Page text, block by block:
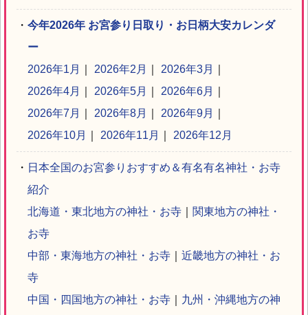
・ 今年2026年 お宮参り日取り・お日柄大安カレンダ
ー
2026年1月
2026年2月 2026年3月
2026年4月
2026年5月 2026年6月
2026年7月
2026年8月 2026年9月
2026年10月
2026年11月 2026年12月
・ 日本全国のお宮参りおすすめ＆有名有名神社・お寺
紹介
北海道・東北地方の神社・お寺
関東地方の神社・
お寺
中部・東海地方の神社・お寺
近畿地方の神社・お
寺
中国・四国地方の神社・お寺
九州・沖縄地方の神